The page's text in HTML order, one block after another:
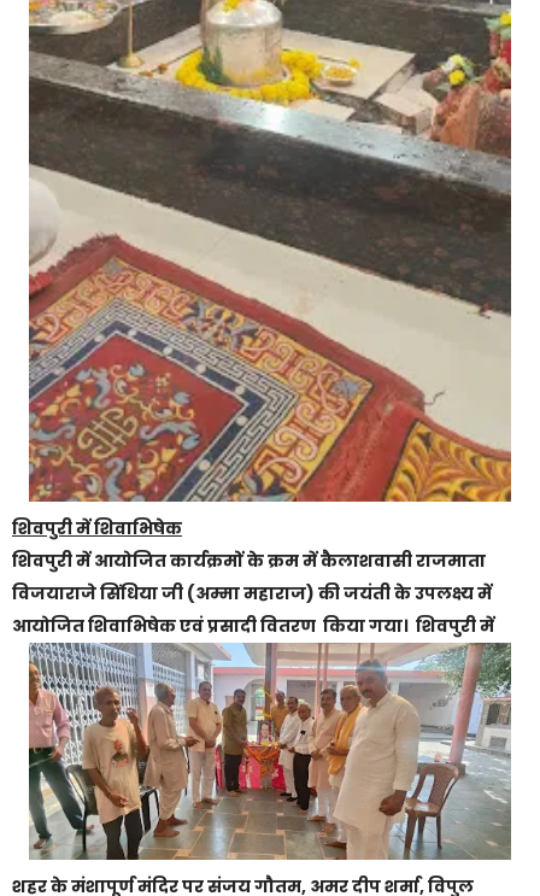
शिवपुरी मेंशिवाभिषेक
शिवपुरी में आयोजित कार्यक्रमों के क्रम में कैलाशवासी राजमाता
विजयाराजे सिंधिया जी (अम्मा महाराज) की जयंती के उपलक्ष्य में
आयोजित शिवाभिषेक एवं प्रसादी वितरण किया गया। शिवपुरी में
शहर के मंशापूर्ण मंदिर पर संजय गौतम, अमर दीप शर्मा, विपुल